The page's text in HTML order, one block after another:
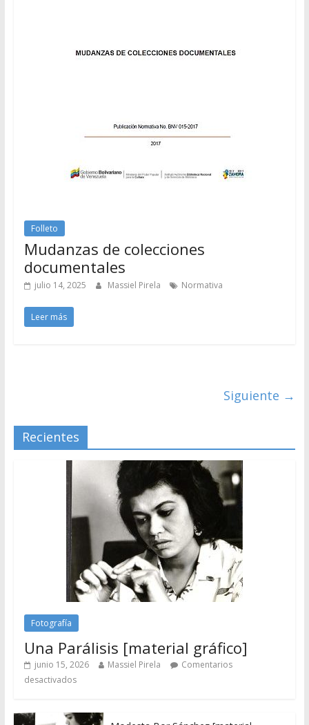
Folleto
Mudanzas de colecciones
documentales
julio 14, 2025 Massiel Pirela Normativa
Leer más
Siguiente →
Recientes
Fotografía
Una Parálisis [material gráfico]
junio 15, 2026 Massiel Pirela
Comentarios
desactivados